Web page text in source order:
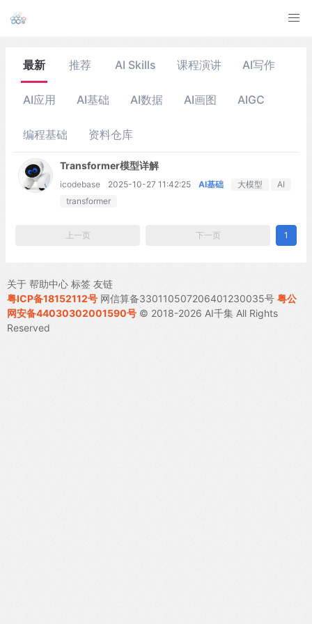
最新 推荐 AI Skills 课程演讲 AI写作
AI应用 AI基础 AI数据 AI画图 AIGC
编程基础 资料仓库
Transformer模型详解
icodebase 2025-10-27 11:42:25 AI基础 大模型
AI
transformer
上一页 下一页 1
关于 帮助中心 标签 友链
粤ICP备18152112号 网信算备330110507206401230035号 粤公
网安备44030302001590号 © 2018-2026 AI千集 All Rights
Reserved